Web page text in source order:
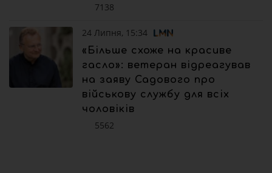
7138
24 Липня, 15:34
«Більше схоже на красиве
гасло»: ветеран відреагував
на заяву Садового про
військову службу для всіх
чоловіків
5562